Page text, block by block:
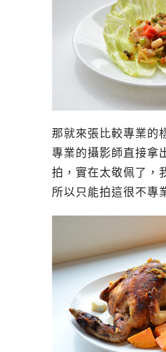
那就來張比較專業的
專業的攝影師直接拿
拍，實在太敬佩了，
所以只能拍這很不專